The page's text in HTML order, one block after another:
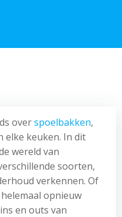
overspoelbakken,
elke keuken. In dit
wereld van
soorten,
verkennen. Of
opnieuw
en outs van